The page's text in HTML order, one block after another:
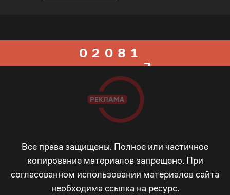
0
3
4
2
5
6
0
1
2
3
4
8
9
_
-
+
1
2
3
4
5
_
-
Все права защищены. Полное или частичное
копирование материалов запрещено. При
согласованном использовании материалов сайта
необходима ссылка на ресурс.